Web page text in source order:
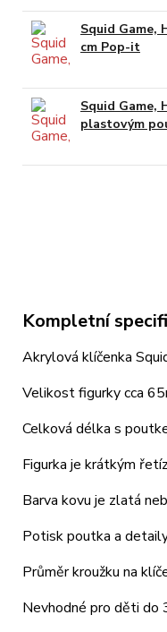
Squid Game,
cm Pop-it
Squid Game,
plastovým
Kompletní
Akrylová klíčenka
Velikost figurky cca
Celková délka s
Figurka je krátkým
Barva kovu je zlatá
Potisk poutka a
Průměr kroužku na
Nevhodné pro děti do